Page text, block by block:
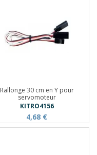
Rallonge 30 cm en Y pour
servomoteur
KITRO4156
4,68 €